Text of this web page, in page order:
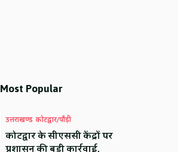
Most Popular
उत्तराखण्ड कोटद्वार/पौड़ी
कोटद्वार के सीएससी केंद्रों पर